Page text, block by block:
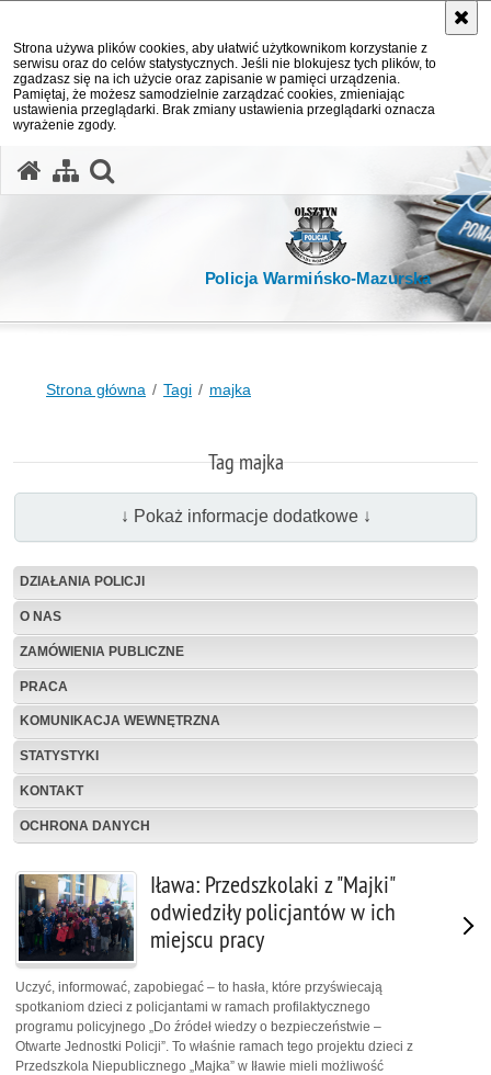
Strona używa plików cookies, aby ułatwić użytkownikom korzystanie z
serwisu oraz do celów statystycznych. Jeśli nie blokujesz tych plików, to
zgadzasz się na ich użycie oraz zapisanie w pamięci urządzenia.
Pamiętaj, że możesz samodzielnie zarządzać cookies, zmieniając
ustawienia przeglądarki. Brak zmiany ustawienia przeglądarki oznacza
wyrażenie zgody.
Policja Warmińsko-Mazurska
Strona główna Tagi majka
Tag majka
↓ Pokaż informacje dodatkowe ↓
DZIAŁANIA POLICJI
O NAS
ZAMÓWIENIA PUBLICZNE
PRACA
KOMUNIKACJA WEWNĘTRZNA
STATYSTYKI
KONTAKT
OCHRONA DANYCH
Iława: Przedszkolaki z "Majki"
odwiedziły policjantów w ich
miejscu pracy
Uczyć, informować, zapobiegać – to hasła, które przyświecają
spotkaniom dzieci z policjantami w ramach profilaktycznego
programu policyjnego „Do źródeł wiedzy o bezpieczeństwie –
Otwarte Jednostki Policji”. To właśnie ramach tego projektu dzieci z
Przedszkola Niepublicznego „Majka” w Iławie mieli możliwość